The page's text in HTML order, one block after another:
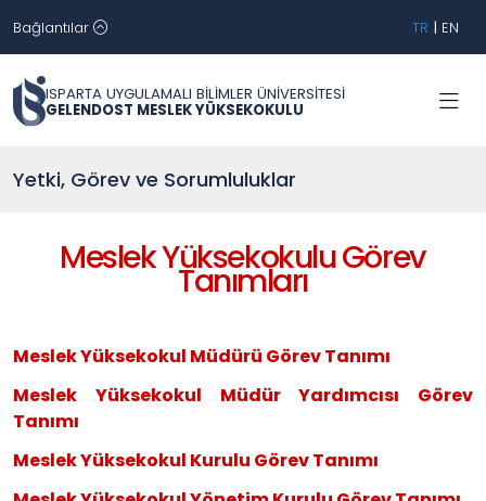
Bağlantılar TR | EN
ISPARTA UYGULAMALI BİLİMLER ÜNİVERSİTESİ
GELENDOST MESLEK YÜKSEKOKULU
Yetki, Görev ve Sorumluluklar
Meslek Yüksekokulu Görev
Tanımları
Meslek Yüksekokul Müdürü Görev Tanımı
Meslek Yüksekokul Müdür Yardımcısı Görev
Tanımı
Meslek Yüksekokul Kurulu Görev Tanımı